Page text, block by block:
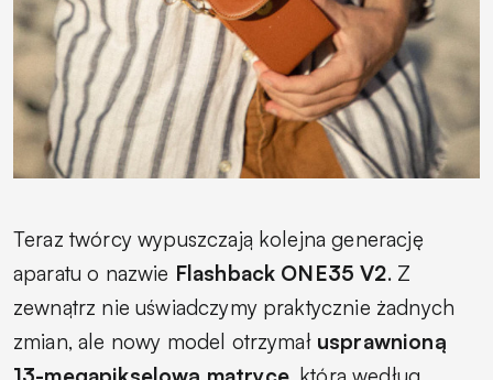
Teraz twórcy wypuszczają kolejna generację
aparatu o nazwie Flashback ONE35 V2. Z
zewnątrz nie uświadczymy praktycznie żadnych
zmian, ale nowy model otrzymał usprawnioną